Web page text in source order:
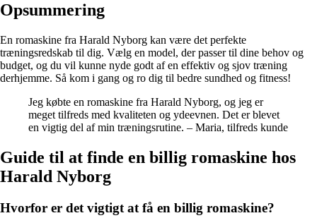
Opsummering
En romaskine fra Harald Nyborg kan være det perfekte
træningsredskab til dig. Vælg en model, der passer til dine behov og
budget, og du vil kunne nyde godt af en effektiv og sjov træning
derhjemme. Så kom i gang og ro dig til bedre sundhed og fitness!
Jeg købte en romaskine fra Harald Nyborg, og jeg er
meget tilfreds med kvaliteten og ydeevnen. Det er blevet
en vigtig del af min træningsrutine. – Maria, tilfreds kunde
Guide til at finde en billig romaskine hos
Harald Nyborg
Hvorfor er det vigtigt at få en billig romaskine?